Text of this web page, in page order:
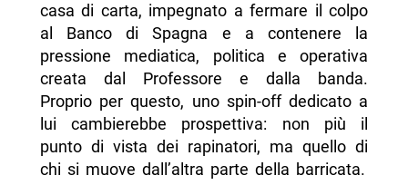
casa di carta, impegnato a fermare il colpo
al Banco di Spagna e a contenere la
pressione mediatica, politica e operativa
creata dal Professore e dalla banda.
Proprio per questo, uno spin-off dedicato a
lui cambierebbe prospettiva: non più il
punto di vista dei rapinatori, ma quello di
chi si muove dall’altra parte della barricata.